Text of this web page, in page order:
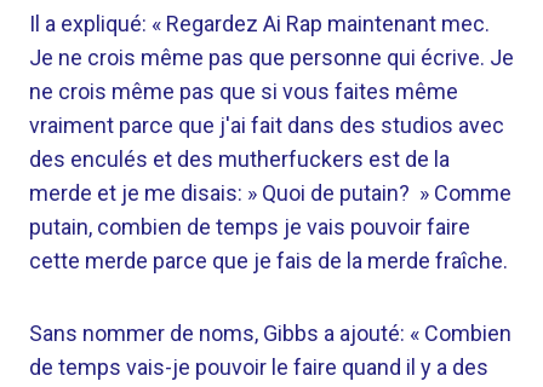
Il a expliqué: « Regardez Ai Rap maintenant mec.
Je ne crois même pas que personne qui écrive. Je
ne crois même pas que si vous faites même
vraiment parce que j'ai fait dans des studios avec
des enculés et des mutherfuckers est de la
merde et je me disais: » Quoi de putain? » Comme
putain, combien de temps je vais pouvoir faire
cette merde parce que je fais de la merde fraîche.
Sans nommer de noms, Gibbs a ajouté: « Combien
de temps vais-je pouvoir le faire quand il y a des